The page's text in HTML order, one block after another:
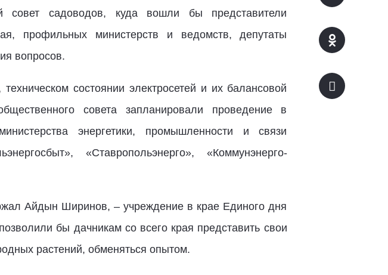
совет садоводов, куда вошли бы представители
профильных министерств и ведомств, депутаты
вопросов.
состоянии электросетей и их балансовой
совета запланировали проведение в
энергетики, промышленности и связи
«Ставропольэнерго», «Коммунэнерго-
Айдын Ширинов, – учреждение в крае Единого дня
бы дачникам со всего края представить свои
растений, обменяться опытом.